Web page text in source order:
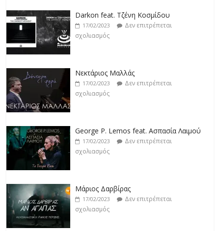
Darkon feat. Τζένη Κοσμίδου
Δεν επιτρέπεται
σχολιασμός
Νεκτάριος Μαλλάς
17/02/2023
Δεν επιτρέπεται
σχολιασμός
George P. Lemos feat. Ασπασία Λαιμού
17/02/2023
Δεν επιτρέπεται
σχολιασμός
Μάριος Δαρβίρας
17/02/2023
Δεν επιτρέπεται
σχολιασμός